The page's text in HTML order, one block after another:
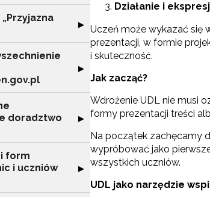
Rozwiń sekcję "Rządowy program
▶
Rozwiń sekcję "Utworzenie i
▶
doradztwo
Rozwiń sekcję
▶
form
i uczniów
Rozwiń sekcję "Rozwijanie metod i
▶
Działanie i
Uczeń może wykazać się
prezentacji, w formie
i skuteczność.
Jak zacząć?
Wdrożenie UDL nie musi
formy prezentacji treści
Na początek zachęcamy
wypróbować jako
wszystkich uczniów.
UDL jako narzędzie
Newsletter
o szkoleniach i
Adres e-mail:
Wyrażam zgodę na
celach marketingowych.
Zapisuję się